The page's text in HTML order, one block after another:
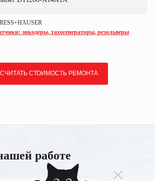
энкодеры, тахогенераторы, резольверы
СТОИМОСТЬ РЕМОНТА
работе